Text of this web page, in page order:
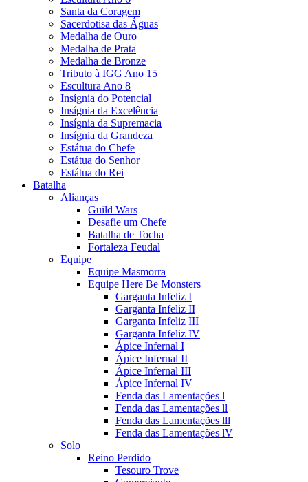
Santa da Coragem
Sacerdotisa das Águas
Medalha de Ouro
Medalha de Prata
Medalha de Bronze
Tributo à IGG Ano 15
Escultura Ano 8
Insígnia do Potencial
Insígnia da Excelência
Insígnia da Supremacia
Insígnia da Grandeza
Estátua do Chefe
Estátua do Senhor
Estátua do Rei
Batalha
Alianças
Guild Wars
Desafie um Chefe
Batalha de Tocha
Fortaleza Feudal
Equipe
Equipe Masmorra
Equipe Here Be Monsters
Garganta Infeliz I
Garganta Infeliz II
Garganta Infeliz III
Garganta Infeliz IV
Ápice Infernal I
Ápice Infernal II
Ápice Infernal III
Ápice Infernal IV
Fenda das Lamentações l
Fenda das Lamentações ll
Fenda das Lamentações lll
Fenda das Lamentações lV
Solo
Reino Perdido
Tesouro Trove